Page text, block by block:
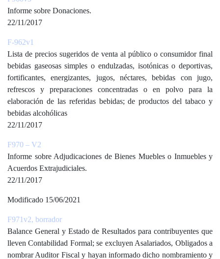
Informe sobre Donaciones.
22/11/2017
F-962v1
Lista de precios sugeridos de venta al público o consumidor final
bebidas gaseosas simples o endulzadas, isotónicas o deportivas,
fortificantes, energizantes, jugos, néctares, bebidas con jugo,
refrescos y preparaciones concentradas o en polvo para la
elaboración de las referidas bebidas; de productos del tabaco y
bebidas alcohólicas
22/11/2017
F970 – V2
Informe sobre Adjudicaciones de Bienes Muebles o Inmuebles y
Acuerdos Extrajudiciales.
22/11/2017
Modificado 15/06/2021
F971v2, borrador
Balance General y Estado de Resultados para contribuyentes que
lleven Contabilidad Formal; se excluyen Asalariados, Obligados a
nombrar Auditor Fiscal y hayan informado dicho nombramiento y